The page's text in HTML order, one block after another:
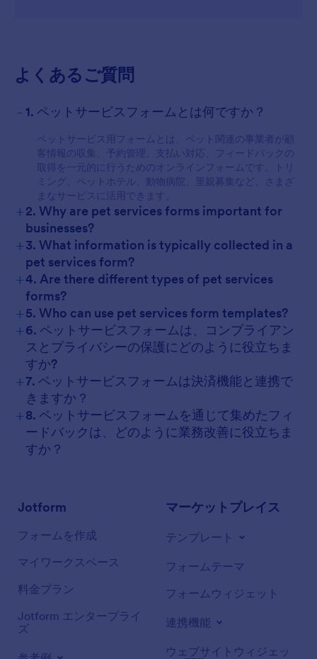
よくあるご質問
- 1. ペットサービスフォームとは何ですか？
ペットサービス用フォームとは、ペット関連の事業者が顧
客情報の収集、予約管理、支払い対応、フィードバックの
取得を一元的に行うためのオンラインフォームです。トリ
ミング、ペットホテル、動物病院、里親募集など、さまざ
まなサービスに活用できます。
+2. Why are pet services forms important for
businesses?
+3. What information is typically collected in a
pet services form?
+4. Are there different types of pet services
forms?
+5. Who can use pet services form templates?
+6. ペットサービスフォームは、コンプライアン
スとプライバシーの保護にどのように役立ちま
すか?
+7. ペットサービスフォームは決済機能と連携で
きますか？
+8. ペットサービスフォームを通じて集めたフィ
ードバックは、どのように業務改善に役立ちま
すか？
Jotform
フォームを作成
マイワークスペース
料金プラン
Jotform エンタープライ
ズ
マーケットプレイス
テンプレート
フォームテーマ
フォームウィジェット
連携機能
ウェブサイトウィジェッ